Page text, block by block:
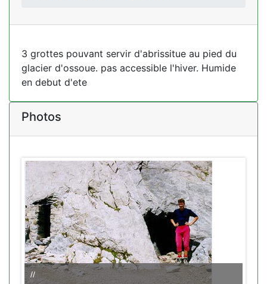
3 grottes pouvant servir d'abrissitue au pied du
glacier d'ossoue. pas accessible l'hiver. Humide
en debut d'ete
Photos
//